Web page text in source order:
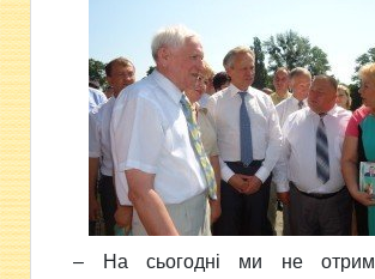
– На сьогодні ми не